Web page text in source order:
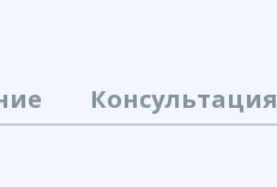
Консультация